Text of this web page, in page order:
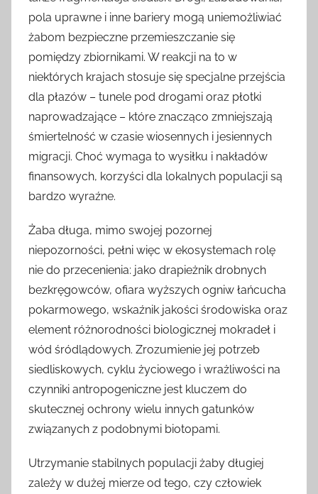
pola uprawne i inne bariery mogą uniemożliwiać
żabom bezpieczne przemieszczanie się
pomiędzy zbiornikami. W reakcji na to w
niektórych krajach stosuje się specjalne przejścia
dla płazów – tunele pod drogami oraz płotki
naprowadzające – które znacząco zmniejszają
śmiertelność w czasie wiosennych i jesiennych
migracji. Choć wymaga to wysiłku i nakładów
finansowych, korzyści dla lokalnych populacji są
bardzo wyraźne.
Żaba długa, mimo swojej pozornej
niepozorności, pełni więc w ekosystemach rolę
nie do przecenienia: jako drapieżnik drobnych
bezkręgowców, ofiara wyższych ogniw łańcucha
pokarmowego, wskaźnik jakości środowiska oraz
element różnorodności biologicznej mokradeł i
wód śródlądowych. Zrozumienie jej potrzeb
siedliskowych, cyklu życiowego i wrażliwości na
czynniki antropogeniczne jest kluczem do
skutecznej ochrony wielu innych gatunków
związanych z podobnymi biotopami.
Utrzymanie stabilnych populacji żaby długiej
zależy w dużej mierze od tego, czy człowiek